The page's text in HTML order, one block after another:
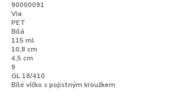
90000091
Via
PET
Bílá
115 ml
10,8 cm
4,5 cm
9
GL 18/410
Bílé víčko s pojistným kroužkem